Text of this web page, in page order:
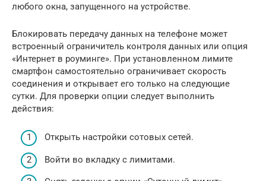
любого окна, запущенного на устройстве.
Блокировать передачу данных на телефоне может
встроенный ограничитель контроля данных или опция
«Интернет в роуминге». При установленном лимите
смартфон самостоятельно ограничивает скорость
соединения и открывает его только на следующие
сутки. Для проверки опции следует выполнить
действия:
Открыть настройки сотовых сетей.
Войти во вкладку с лимитами.